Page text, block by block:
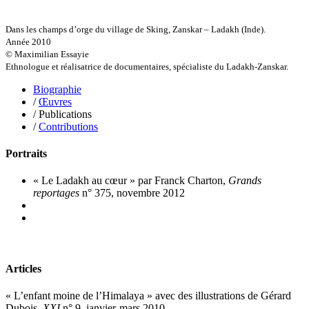
Guerrier Gérard
Guillemot Agnès
Guillotel Pierre-Antoine
Guyon Élizabeth
Hafez Kim
Halluin Bruno d’
Hardivilliers Albéric d’
Harvey James
Hussain Fawaz
Hussenet Emmanuel
Imhof Valentine
Kotry Jérôme
Dans les champs d’orge du village de Sking, Zanskar – Ladakh (Inde).
Année 2010
© Maximilian Essayie
Ethnologue et réalisatrice de documentaires, spécialiste du Ladakh-Zanskar.
Biographie
/Œuvres
/ Publications
/Contributions
Portraits
« Le Ladakh au cœur » par Franck Charton, Grands
reportages n° 375, novembre 2012
Articles
« L’enfant moine de l’Himalaya » avec des illustrations de Gérard